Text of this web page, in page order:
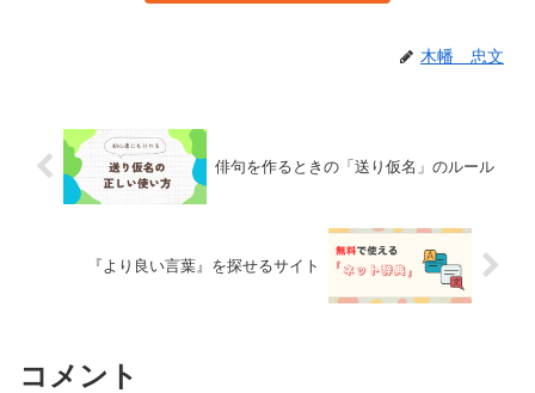
木幡 忠文
俳句を作るときの「送り仮名」のルール
『より良い言葉』を探せるサイト
コメント